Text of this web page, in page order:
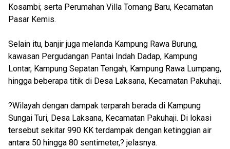
Kosambi; serta Perumahan Villa Tomang Baru, Kecamatan
Pasar Kemis.
Selain itu, banjir juga melanda Kampung Rawa Burung,
kawasan Pergudangan Pantai Indah Dadap, Kampung
Lontar, Kampung Sepatan Tengah, Kampung Rawa Lumpang,
hingga beberapa titik di Desa Laksana, Kecamatan Pakuhaji.
?Wilayah dengan dampak terparah berada di Kampung
Sungai Turi, Desa Laksana, Kecamatan Pakuhaji. Di lokasi
tersebut sekitar 990 KK terdampak dengan ketinggian air
antara 50 hingga 80 sentimeter,? jelasnya.